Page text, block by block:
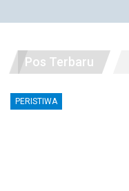
Pos Terbaru
PERISTIWA